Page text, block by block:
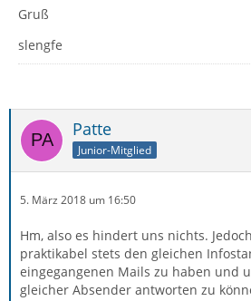
Gruß
slengfe
Patte
Junior-Mitglied
5. März 2018 um 16:50
Hm, also es hindert uns nichts.
praktikabel stets den gleichen
eingegangenen Mails zu haben und
gleicher Absender antworten zu